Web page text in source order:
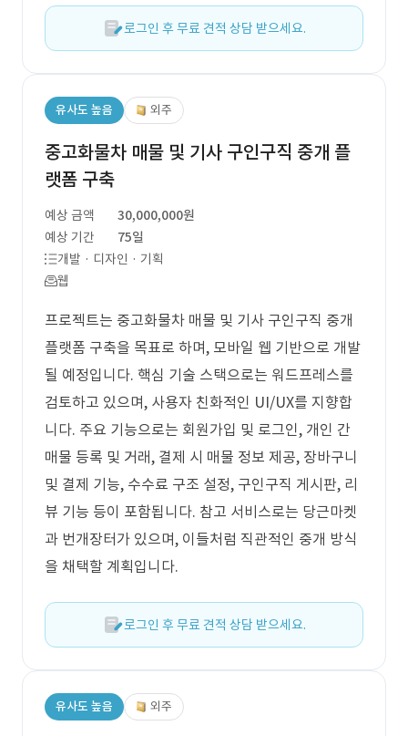
로그인 후 무료 견적 상담 받으세요.
유사도 높음 외주
중고화물차 매물 및 기사 구인구직 중개 플
랫폼 구축
예상 금액
30,000,000원
예상 기간
75일
개발 · 디자인 · 기획
웹
프로젝트는 중고화물차 매물 및 기사 구인구직 중개
플랫폼 구축을 목표로 하며, 모바일 웹 기반으로 개발
될 예정입니다. 핵심 기술 스택으로는 워드프레스를
검토하고 있으며, 사용자 친화적인 UI/UX를 지향합
니다. 주요 기능으로는 회원가입 및 로그인, 개인 간
매물 등록 및 거래, 결제 시 매물 정보 제공, 장바구니
및 결제 기능, 수수료 구조 설정, 구인구직 게시판, 리
뷰 기능 등이 포함됩니다. 참고 서비스로는 당근마켓
과 번개장터가 있으며, 이들처럼 직관적인 중개 방식
을 채택할 계획입니다.
로그인 후 무료 견적 상담 받으세요.
유사도 높음 외주